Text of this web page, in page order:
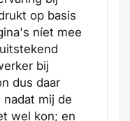
op basis
níet mee
bij
dus daar
mij de
wel kon; en